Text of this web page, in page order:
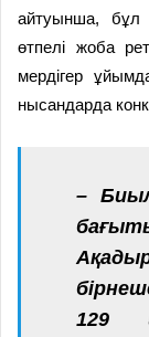
айтуынша, бұл
өтпелі жоба
мердігер
нысандарда
–
129